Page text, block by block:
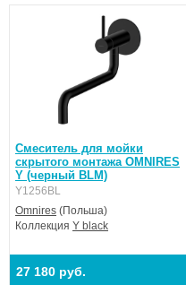
Смеситель для мойки
скрытого монтажа OMNIRES
Y (черный BLM)
Y1256BL
Omnires (Польша)
Коллекция Y black
27 180 руб.